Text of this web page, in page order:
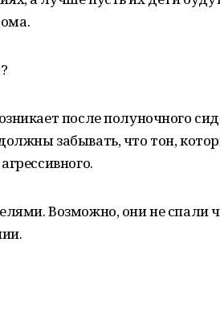
после полуночного
забывать, что тон,
Возможно, они не спали